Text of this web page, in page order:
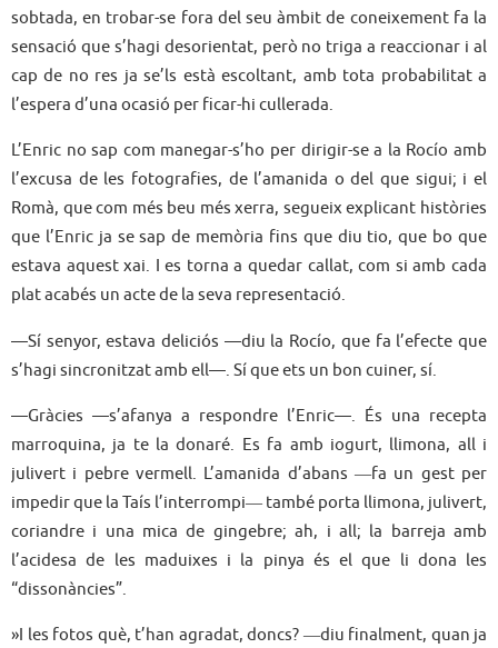
sobtada, en trobar-se fora del seu àmbit de coneixement fa la
sensació que s’hagi desorientat, però no triga a reaccionar i al
cap de no res ja se’ls està escoltant, amb tota probabilitat a
l’espera d’una ocasió per ficar-hi cullerada.
L’Enric no sap com manegar-s’ho per dirigir-se a la Rocío amb
l’excusa de les fotografies, de l’amanida o del que sigui; i el
Romà, que com més beu més xerra, segueix explicant històries
que l’Enric ja se sap de memòria fins que diu tio, que bo que
estava aquest xai. I es torna a quedar callat, com si amb cada
plat acabés un acte de la seva representació.
—Sí senyor, estava deliciós —diu la Rocío, que fa l’efecte que
s’hagi sincronitzat amb ell—. Sí que ets un bon cuiner, sí.
—Gràcies —s’afanya a respondre l’Enric—. És una recepta
marroquina, ja te la donaré. Es fa amb iogurt, llimona, all i
julivert i pebre vermell. L’amanida d’abans ―fa un gest per
impedir que la Taís l’interrompi― també porta llimona, julivert,
coriandre i una mica de gingebre; ah, i all; la barreja amb
l’acidesa de les maduixes i la pinya és el que li dona les
“dissonàncies”.
»I les fotos què, t’han agradat, doncs? ―diu finalment, quan ja